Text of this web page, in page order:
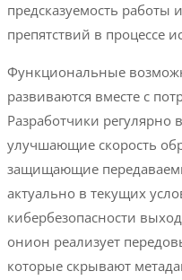
предсказуемость работы
препятствий в процессе
Функциональные
развиваются вместе с
Разработчики
улучшающие скорость
защищающие
актуально в текущих
кибербезопасности
онион реализует
которые скрывают